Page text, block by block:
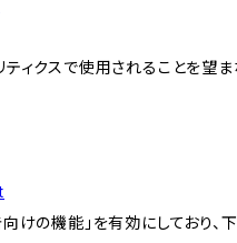
ィクスで使用されることを
けの機能」を有効にしてお